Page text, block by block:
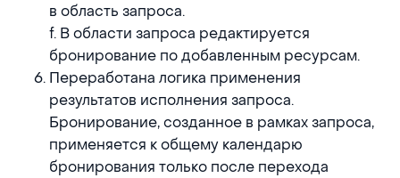
в область запроса.
f. В области запроса редактируется
бронирование по добавленным ресурсам.
Переработана логика применения
результатов исполнения запроса.
Бронирование, созданное в рамках запроса,
применяется к общему календарю
бронирования только после перехода